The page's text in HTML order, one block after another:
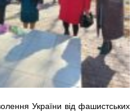
України від фашистських